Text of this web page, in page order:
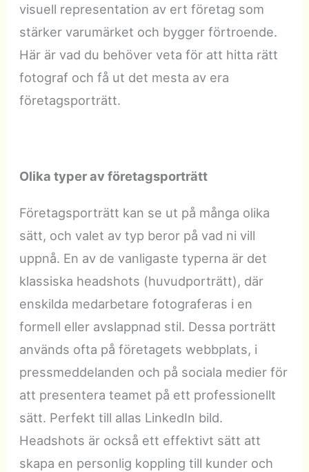
visuell representation av ert företag som
stärker varumärket och bygger förtroende.
Här är vad du behöver veta för att hitta rätt
fotograf och få ut det mesta av era
företagsporträtt.
Olika typer av företagsporträtt
Företagsporträtt kan se ut på många olika
sätt, och valet av typ beror på vad ni vill
uppnå. En av de vanligaste typerna är det
klassiska headshots (huvudporträtt), där
enskilda medarbetare fotograferas i en
formell eller avslappnad stil. Dessa porträtt
används ofta på företagets webbplats, i
pressmeddelanden och på sociala medier för
att presentera teamet på ett professionellt
sätt. Perfekt till allas LinkedIn bild.
Headshots är också ett effektivt sätt att
skapa en personlig koppling till kunder och